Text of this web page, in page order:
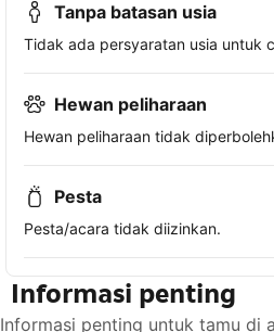
Tanpa batasan usia
Tidak ada persyaratan usia untuk
Hewan peliharaan
Hewan peliharaan tidak
Pesta
Pesta/acara tidak diizinkan.
Informasi penting
Informasi penting untuk tamu di